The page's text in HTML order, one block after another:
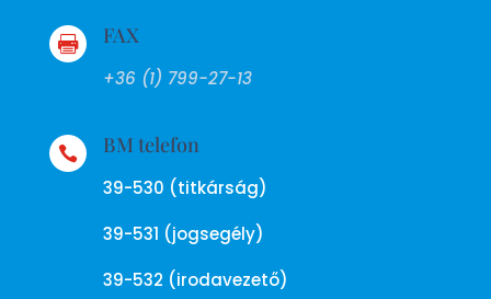
 FAX
+36 (1) 799-27-13
 BM telefon
39-530 (titkárság)
39-531 (jogsegély)
39-532 (irodavezető)